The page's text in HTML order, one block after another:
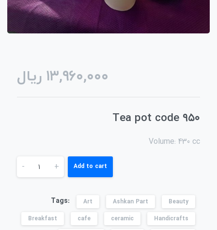
۱۳,۹۶۰,۰۰۰ ریال
Tea pot code ۹۵۰
Volume: 430 cc
- + Add to cart
Tags: Art Ashkan Part
Beauty
Breakfast
cafe ceramic
Handicrafts